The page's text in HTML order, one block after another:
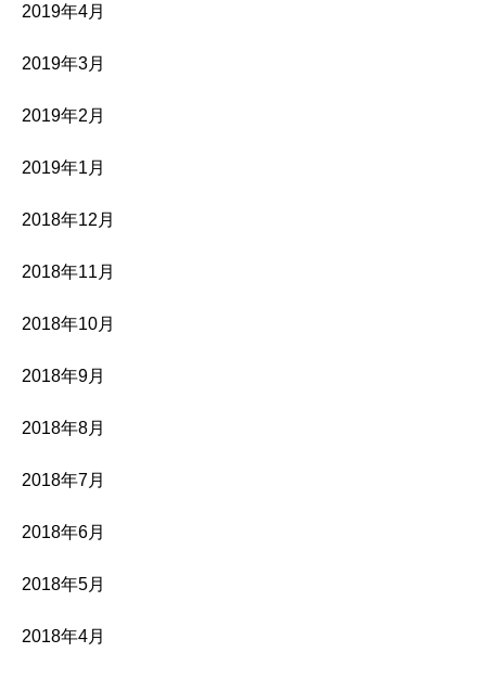
2019年4月
2019年3月
2019年2月
2019年1月
2018年12月
2018年11月
2018年10月
2018年9月
2018年8月
2018年7月
2018年6月
2018年5月
2018年4月